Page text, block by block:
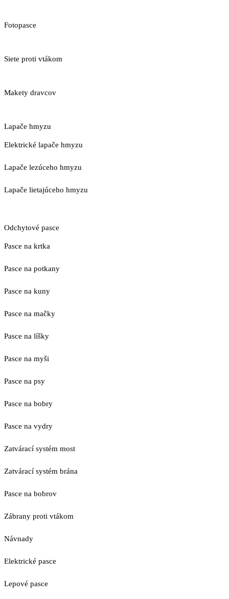
Fotopasce
Siete proti vtákom
Makety dravcov
Lapače hmyzu
Elektrické lapače hmyzu
Lapače lezúceho hmyzu
Lapače lietajúceho hmyzu
Odchytové pasce
Pasce na krtka
Pasce na potkany
Pasce na kuny
Pasce na mačky
Pasce na líšky
Pasce na myši
Pasce na psy
Pasce na bobry
Pasce na vydry
Zatvárací systém most
Zatvárací systém brána
Pasce na bobrov
Zábrany proti vtákom
Návnady
Elektrické pasce
Lepové pasce